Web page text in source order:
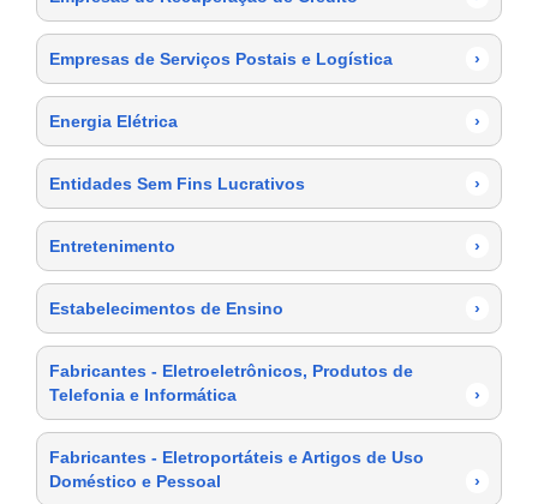
Empresas de Serviços Postais e Logística ›
Energia Elétrica ›
Entidades Sem Fins Lucrativos ›
Entretenimento ›
Estabelecimentos de Ensino ›
Fabricantes - Eletroeletrônicos, Produtos de
Telefonia e Informática
›
Fabricantes - Eletroportáteis e Artigos de Uso
Doméstico e Pessoal
›